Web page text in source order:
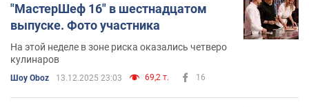
"МастерШеф 16" в шестнадцатом
выпуске. Фото участника
На этой неделе в зоне риска оказались четверо
кулинаров
Шоу Oboz 13.12.2025 23:03 69,2 т. 16